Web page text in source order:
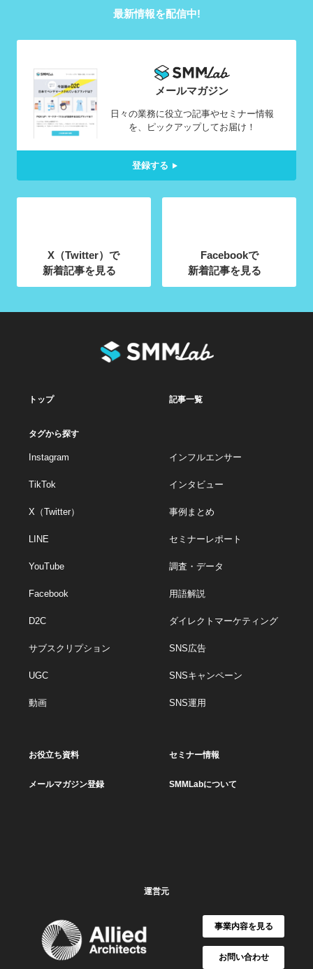
最新情報を配信中!
メールマガジン
日々の業務に役立つ記事やセミナー情報
を、ピックアップしてお届け！
登録する
X（Twitter）で
新着記事を見る
Facebookで
新着記事を見る
トップ 記事一覧
タグから探す
Instagram
TikTok
X（Twitter）
LINE
YouTube
Facebook
D2C
サブスクリプション
UGC
動画
インフルエンサー
インタビュー
事例まとめ
セミナーレポート
調査・データ
用語解説
ダイレクトマーケティング
SNS広告
SNSキャンペーン
SNS運用
お役立ち資料 セミナー情報
メールマガジン登録 SMMLabについて
運営元
事業内容を見る
お問い合わせ